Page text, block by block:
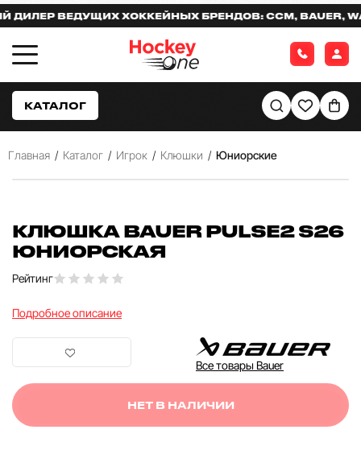
ВЕДУЩИХ ХОККЕЙНЫХ БРЕНДОВ: CCM, BAUER,
КАТАЛОГ
Главная / Каталог / Игрок / Клюшки / Юниорские
КЛЮШКА BAUER PULSE2 S26
ЮНИОРСКАЯ
Рейтинг
Подробное описание
Все товары Bauer
НЕТ В НАЛИЧИИ